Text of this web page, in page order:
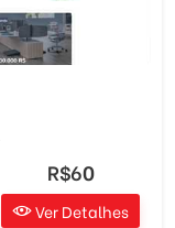
R$60
Ver Detalhes